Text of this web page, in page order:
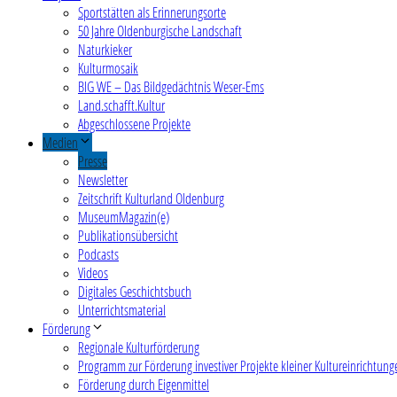
Sportstätten als Erinnerungsorte
50 Jahre Oldenburgische Landschaft
Naturkieker
Kulturmosaik
BIG WE – Das Bildgedächtnis Weser-Ems
Land.schafft.Kultur
Abgeschlossene Projekte
Medien
Presse
Newsletter
Zeitschrift Kulturland Oldenburg
MuseumMagazin(e)
Publikationsübersicht
Podcasts
Videos
Digitales Geschichtsbuch
Unterrichtsmaterial
Förderung
Regionale Kulturförderung
Programm zur Förderung investiver Projekte kleiner
Förderung durch Eigenmittel